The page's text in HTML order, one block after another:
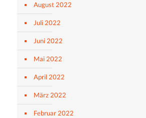
August 2022
Juli 2022
Juni 2022
Mai 2022
April 2022
März 2022
Februar 2022